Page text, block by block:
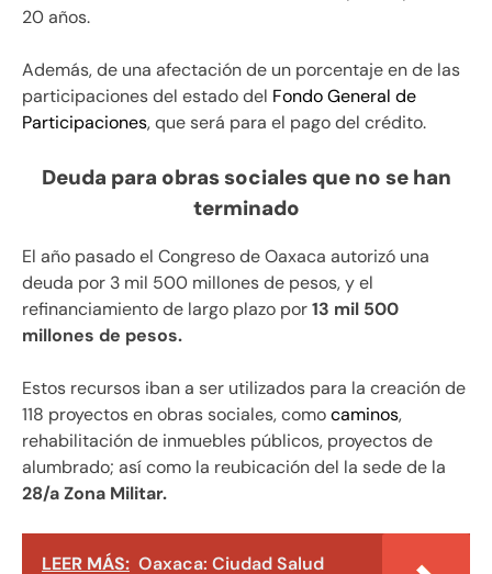
20 años.
Además, de una afectación de un porcentaje en de las
participaciones del estado del Fondo General de
Participaciones, que será para el pago del crédito.
Deuda para obras sociales que no se han
terminado
El año pasado el Congreso de Oaxaca autorizó una
deuda por 3 mil 500 millones de pesos, y el
refinanciamiento de largo plazo por13 mil 500
millones de pesos.
Estos recursos iban a ser utilizados para la creación de
118 proyectos en obras sociales, comocaminos,
rehabilitación de inmuebles públicos, proyectos de
alumbrado; así como la reubicación del la sede de la
28/a Zona Militar.
LEER MÁS: Oaxaca: Ciudad Salud